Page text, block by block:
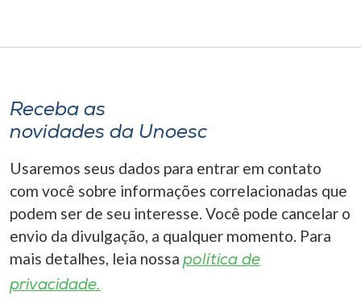
o idioma
A+
A-
Receba as
novidades da Unoesc
Usaremos seus dados para entrar em contato
com você sobre informações correlacionadas que
podem ser de seu interesse. Você pode cancelar o
envio da divulgação, a qualquer momento. Para
mais detalhes, leia nossa política de
privacidade.